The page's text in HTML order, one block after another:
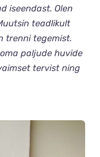
iseendast. Olen
teadlikult
trenni tegemist.
paljude huvide
tervist ning